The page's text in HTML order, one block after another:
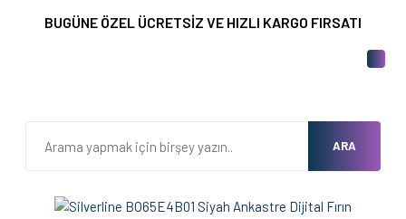
BUGÜNE ÖZEL ÜCRETSİZ VE HIZLI KARGO FIRSATI
ARA